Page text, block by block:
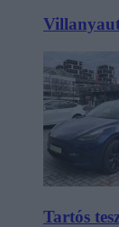
Tartós